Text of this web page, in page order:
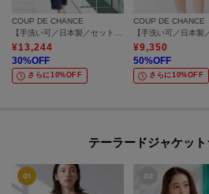
COUP DE CHANCE
【手洗い可／日本製／セットアップ可】リネンライクテーパードパンツ
¥13,244
30%OFF
さらに10%OFF
COUP DE CHANCE
¥9,350
50%OFF
さらに10%OFF
テーラードジャケッ